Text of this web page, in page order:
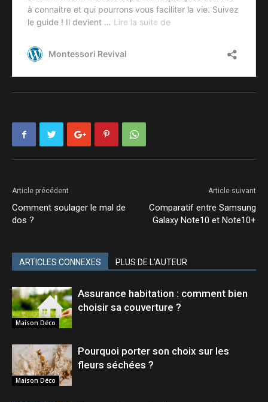
Article précédent
Comment soulager le mal de
dos ?
Article suivant
Comparatif entre Samsung
Galaxy Note10 et Note10+
ARTICLES CONNEXES PLUS DE L'AUTEUR
Maison Déco
Assurance habitation : comment bien
choisir sa couverture ?
Maison Déco
Pourquoi porter son choix sur les
fleurs séchées ?